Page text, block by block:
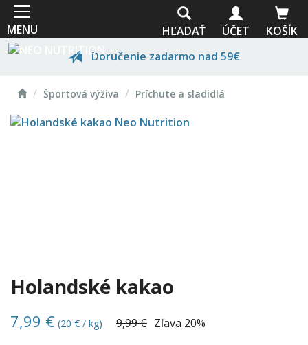
Skočiť
na
hlavný
obsah
MENU KOŠÍK
ÚČET
HĽADAŤ
Doručenie zadarmo nad 59€
Prvotriedna kvalita
DomovŠportová výživa Príchute a sladidlá
Holandské kakao
7,99 € (20 € / kg) 9,99 € Zľava 20%